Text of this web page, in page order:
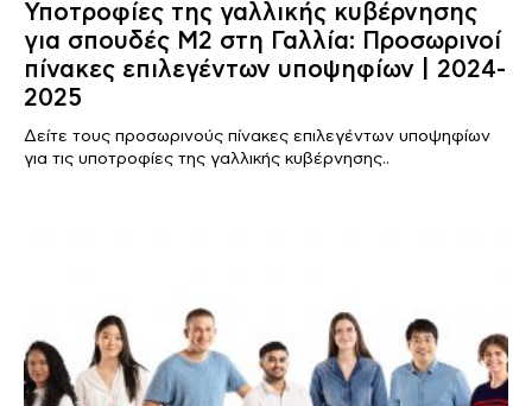
Υποτροφίες της γαλλικής κυβέρνησης
για σπουδές Μ2 στη Γαλλία: Προσωρινοί
πίνακες επιλεγέντων υποψηφίων | 2024-
2025
Δείτε τους προσωρινούς πίνακες επιλεγέντων υποψηφίων
για τις υποτροφίες της γαλλικής κυβέρνησης..